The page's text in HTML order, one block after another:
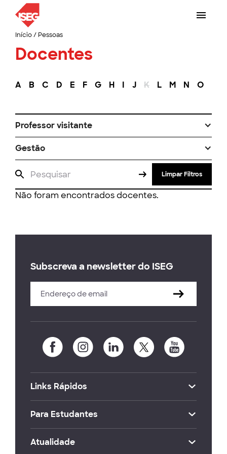
Início/ Pessoas
Docentes
A B C D E F G H I J K L M N O
Professor visitante
Gestão
Limpar Filtros
Não foram encontrados docentes.
Subscreva a newsletter do ISEG
Links Rápidos
Para Estudantes
Atualidade